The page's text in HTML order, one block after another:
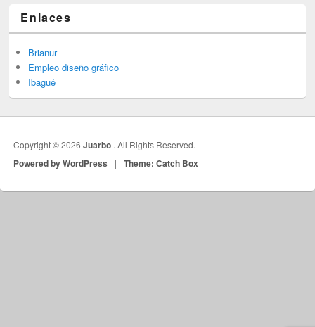
Enlaces
Brianur
Empleo diseño gráfico
Ibagué
Copyright © 2026Juarbo . All Rights Reserved.
Powered by WordPress | Theme: Catch Box